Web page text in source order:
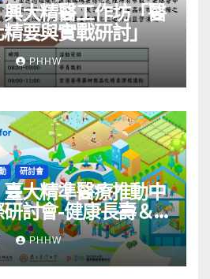
大精醫工作坊「醫
要與實戰研討」
PHHW
研討會
大精準醫療推動中
討會-健康長壽＆
PHHW